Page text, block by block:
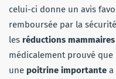
celui-ci donne un avis
remboursée par la
les réductions mammaires
médicalement prouvé
une poitrine importante a